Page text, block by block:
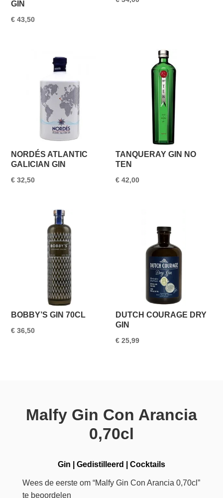
GIN
€ 43,50
NORDÉS ATLANTIC
GALICIAN GIN
€ 32,50
TANQUERAY GIN NO
TEN
€ 42,00
BOBBY’S GIN 70CL
€ 36,50
DUTCH COURAGE DRY
GIN
€ 25,99
Malfy Gin Con Arancia
0,70cl
Gin Gedistilleerd Cocktails
Wees de eerste om “Malfy Gin Con Arancia 0,70cl”
te beoordelen